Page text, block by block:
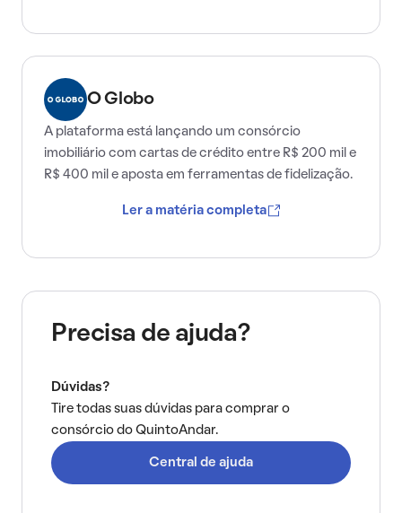
O Globo
A plataforma está lançando um consórcio
imobiliário com cartas de crédito entre R$ 200 mil e
R$ 400 mil e aposta em ferramentas de fidelização.
Ler a matéria completa
Precisa de ajuda?
Dúvidas?
Tire todas suas dúvidas para comprar o
consórcio do QuintoAndar.
Central de ajuda